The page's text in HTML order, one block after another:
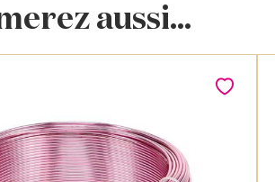
aussi...